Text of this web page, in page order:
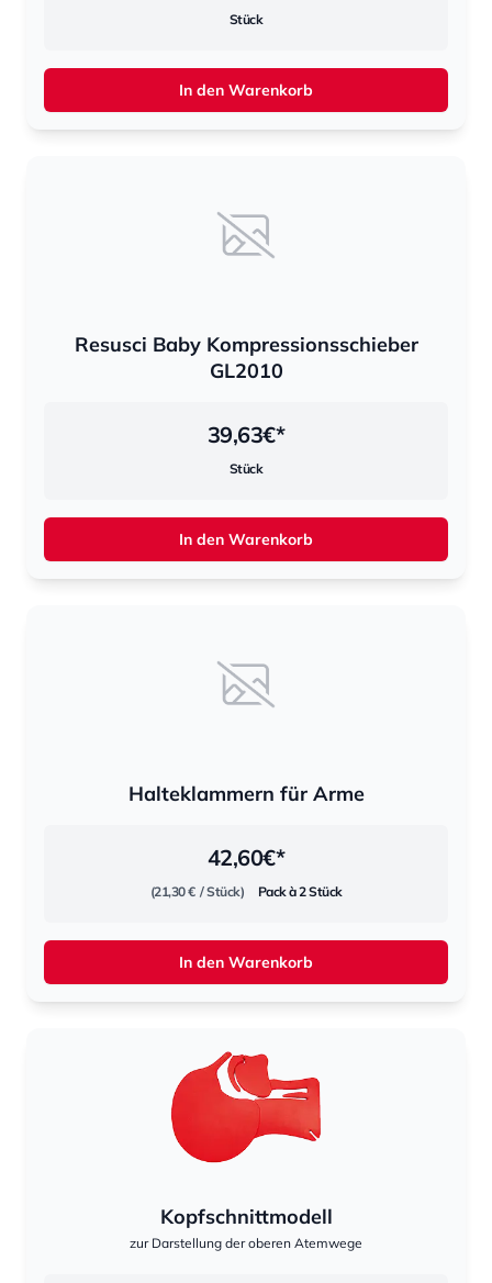
Stück
In den Warenkorb
Resusci Baby Kompressionsschieber
GL2010
39,63€*
Stück
In den Warenkorb
Halteklammern für Arme
42,60€*
(21,30 € / Stück) Pack à 2 Stück
In den Warenkorb
Kopfschnittmodell
zur Darstellung der oberen Atemwege